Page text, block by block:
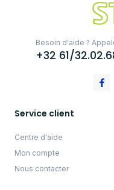
Besoin d'aide ?
+32 61/
Service client
Centre d'aide
Mon compte
Nous contacter